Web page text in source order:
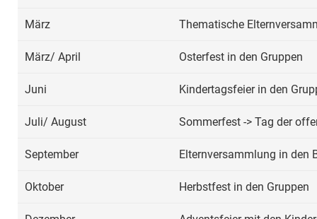
März Thematische
März/ April Osterfest in den Gruppen
Juni Kindertagsfeier in den
Juli/ August Sommerfest -> Tag der
September Elternversammlung in den
Oktober Herbstfest in den Gruppen